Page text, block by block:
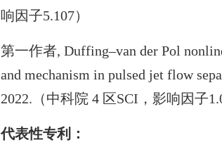
响因子5.107）
第一作者, Duffing–van der Pol
and mechanism in pulsed jet flow
2022.（中科院 4 区SCI，影响因子
代表性专利：